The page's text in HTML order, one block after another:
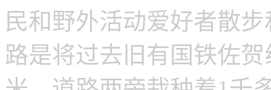
民和野外活动爱好者散
路是将过去旧有国铁佐